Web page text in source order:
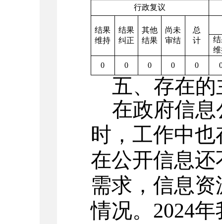
行政复议
结果
维持
结果
纠正
其他
结果
尚未
审结
总
计
0
0 0 0 0
五、存在
在政府信
时，工作中
在公开信息
需求，信息
情况。 2024年